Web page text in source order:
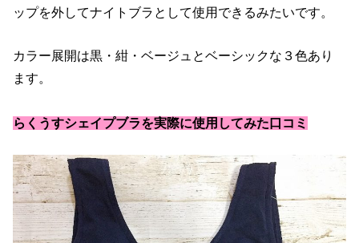
ップを外してナイトブラとして使用できるみたいです。
カラー展開は黒・紺・ベージュとベーシックな３色あり
ます。
らくうすシェイプブラを実際に使用してみた口コミ